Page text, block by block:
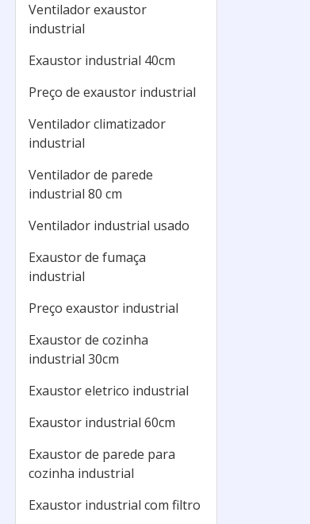
Ventilador exaustor
industrial
Exaustor industrial 40cm
Preço de exaustor industrial
Ventilador climatizador
industrial
Ventilador de parede
industrial 80 cm
Ventilador industrial usado
Exaustor de fumaça
industrial
Preço exaustor industrial
Exaustor de cozinha
industrial 30cm
Exaustor eletrico industrial
Exaustor industrial 60cm
Exaustor de parede para
cozinha industrial
Exaustor industrial com filtro